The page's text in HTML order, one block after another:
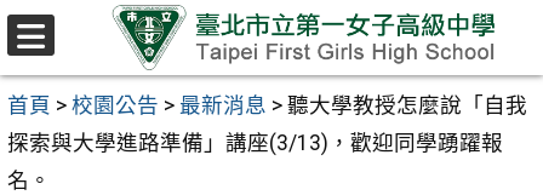
跳至主要內容區
首頁 > 校園公告 > 最新消息 > 聽大學教授怎麼說「自我
探索與大學進路準備」講座(3/13)，歡迎同學踴躍報
名。
選
單